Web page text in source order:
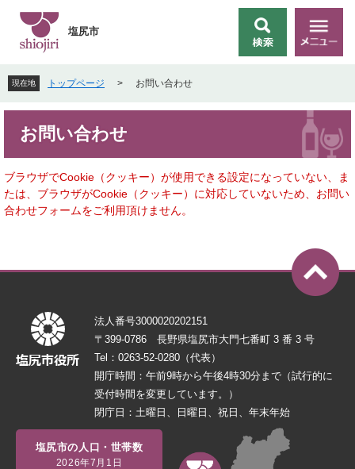
先
頭
で
を
飛
ば
本
文
へ
索
メ
ニ
塩尻市
現在地 トップページ > お問い合わせ
お問い合わせ
ブラウザでCookie（クッキー）が使用できる設定になっていない、ま
たは、ブラウザがCookie（クッキー）に対応していないため、お問い
合わせフォームをご利用頂けません。
法人番号3000020202151
〒399-0786 長野県塩尻市大門七番町 3 番 3 号
Tel：0263-52-0280（代表）
開庁時間：午前9時から午後4時30分まで（試行的に
受付時間を変更しています。）
閉庁日：土曜日、日曜日、祝日、年末年始
塩尻市の人口・世帯数
2026年7月1日